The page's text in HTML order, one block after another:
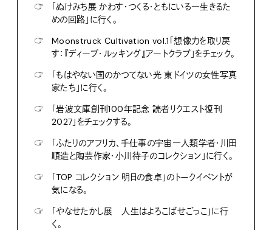
☞
「ぬけみち展 かわす・つくる・ともにいる―生きるた
めの回路」に行く。
☞
Moonstruck Cultivation vol.1「想像力を取り戻
す：『ディープ・ルッキング』アートクラブ」をチェック。
☞
「もはやない国のかつてない光 東ドイツの女性写真
家たち」に行く。
☞
「岩波文庫創刊100年記念 読者リクエスト復刊
2027」をチェックする。
☞
「ふたりのアフリカ、手仕事の宇宙―人類学者・川田
順造と陶芸作家・小川待子のコレクション」に行く。
☞
「TOP コレクション 明日の食卓」のトークイベントが
気になる。
☞
「やなせたかし展 人生はよろこばせごっこ」に行
く。